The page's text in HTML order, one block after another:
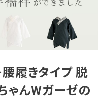
んで検索
履きタイプ 脱
ゃんWガーゼの